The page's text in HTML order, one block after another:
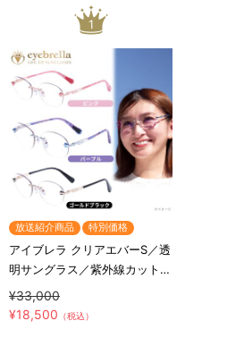
1
放送紹介商品 特別価格
アイブレラ クリアエバーS／透
明サングラス／紫外線カット＆
ブルーライトカット／目の健康
¥33,000
¥18,500 （税込）